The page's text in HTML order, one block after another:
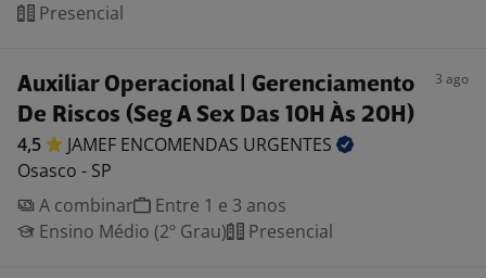
Presencial
Auxiliar Operacional | Gerenciamento
De Riscos (Seg A Sex Das 10H Às 20H)
3 ago
4,5 JAMEF ENCOMENDAS URGENTES
Osasco - SP
A combinar
Entre 1 e 3 anos
Ensino Médio (2º Grau)
Presencial